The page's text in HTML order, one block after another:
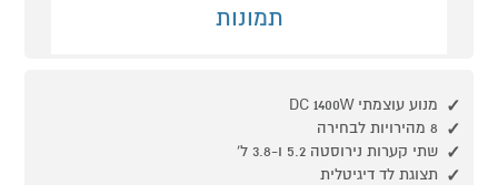
תמונות
מנוע עוצמתי DC 1400W
8 מהירויות לבחירה
שתי קערות נירוסטה 5.2 ו-3.8 ל'
תצוגת לד דיגיטלית